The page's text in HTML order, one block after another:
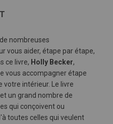
nombreuses
vous aider, étape par étape,
ce livre, Holly Becker,
vous accompagner étape
votre intérieur. Le livre
un grand nombre de
qui conçoivent ou
toutes celles qui veulent